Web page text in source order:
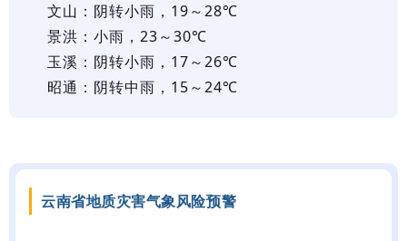
文山：阴转小雨，19～28℃
景洪：小雨，23～30℃
玉溪：阴转小雨，17～26℃
昭通：阴转中雨，15～24℃
云南省地质灾害气象风险预警